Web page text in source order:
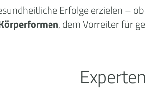
Erfolgeerzielen –
, dem Vorreiter für